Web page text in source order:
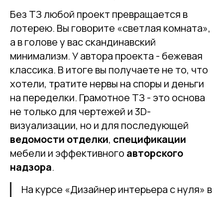
Без ТЗ любой проект превращается в
лотерею. Вы говорите «светлая комната»,
а в голове у вас скандинавский
минимализм. У автора проекта - бежевая
классика. В итоге вы получаете не то, что
хотели, тратите нервы на споры и деньги
на переделки. Грамотное ТЗ - это основа
не только для чертежей и 3D-
визуализации, но и для последующей
ведомости отделки, спецификации
мебели и эффективного авторского
надзора.
На курсе «Дизайнер интерьера с нуля» в